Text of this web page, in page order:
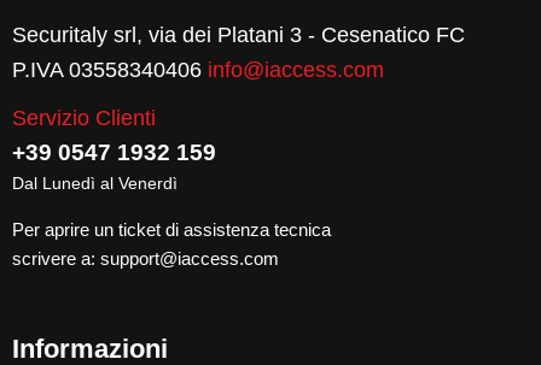
Securitaly srl, via dei Platani 3 - Cesenatico FC
P.IVA 03558340406 info@iaccess.com
Servizio Clienti
+39 0547 1932 159
Dal Lunedì al Venerdì
Per aprire un ticket di assistenza tecnica
scrivere a: support@iaccess.com
Informazioni